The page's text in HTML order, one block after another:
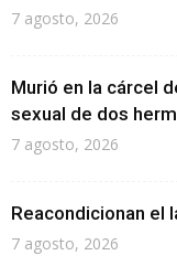
7 agosto, 2026
Murió en la cárcel
sexual de dos
7 agosto, 2026
Reacondicionan el
7 agosto, 2026